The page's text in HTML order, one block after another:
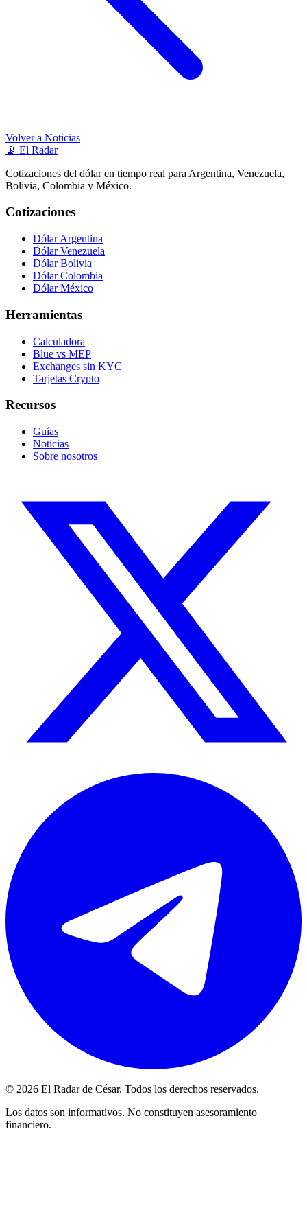
Volver a Noticias
📡 El Radar
Cotizaciones del dólar en tiempo real para Argentina, Venezuela,
Bolivia, Colombia y México.
Cotizaciones
Dólar Argentina
Dólar Venezuela
Dólar Bolivia
Dólar Colombia
Dólar México
Herramientas
Calculadora
Blue vs MEP
Exchanges sin KYC
Tarjetas Crypto
Recursos
Guías
Noticias
Sobre nosotros
© 2026 El Radar de César. Todos los derechos reservados.
Los datos son informativos. No constituyen asesoramiento
financiero.